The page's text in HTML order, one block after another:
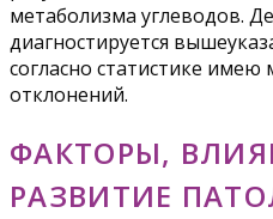
метаболизма углеводов.
диагностируется
согласно статистике имею
отклонений.
ФАКТОРЫ,
РАЗВИТИЕ